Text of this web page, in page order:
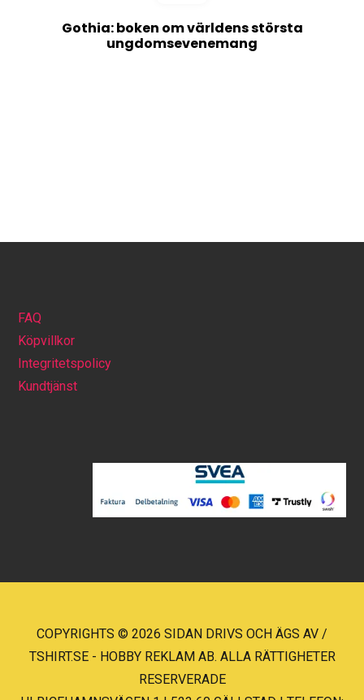
Gothia: boken om världens största
ungdomsevenemang
FAQ
Köpvillkor
Integritetspolicy
Kundtjänst
COPYRIGHTS © 2026 SIDAN DRIVS OCH ÄGS AV /
TSHIRT.SE - HOBBY REKLAM AB. ALLA RÄTTIGHETER
RESERVERADE